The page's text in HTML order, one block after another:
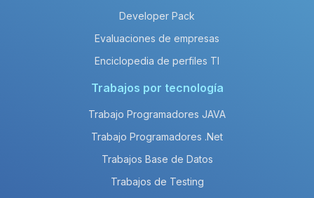
Developer Pack
Evaluaciones de empresas
Enciclopedia de perfiles TI
Trabajos por tecnología
Trabajo Programadores JAVA
Trabajo Programadores .Net
Trabajos Base de Datos
Trabajos de Testing